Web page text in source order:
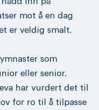
mot å en dag
er veldig smalt.
som
eller senior.
har vurdert det til
for ro til å tilpasse